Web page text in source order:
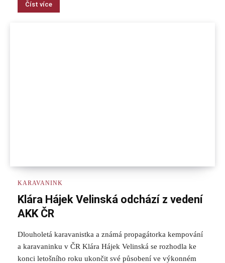
Číst více
KARAVANINK
Klára Hájek Velinská odchází z vedení
AKK ČR
Dlouholetá karavanistka a známá propagátorka kempování
a karavaninku v ČR Klára Hájek Velinská se rozhodla ke
konci letošního roku ukončit své působení ve výkonném